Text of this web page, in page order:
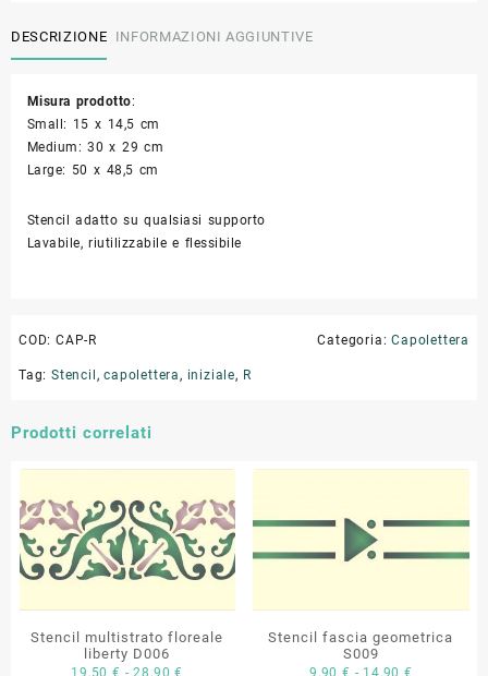
DESCRIZIONE INFORMAZIONI AGGIUNTIVE
Misura prodotto:
Small: 15 x 14,5 cm
Medium: 30 x 29 cm
Large: 50 x 48,5 cm
Stencil adatto su qualsiasi supporto
Lavabile, riutilizzabile e flessibile
COD: CAP-R Categoria:Capolettera
Tag: Stencil,capolettera, iniziale, R
Prodotti correlati
Stencil multistrato floreale
liberty D006
Stencil fascia geometrica
S009